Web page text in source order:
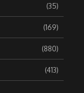
(35)
(169)
(880)
(413)